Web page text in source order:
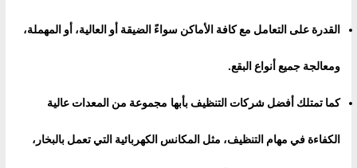
القدرة على التعامل مع كافة الأماكن سواءً الضيقة أو العالية، أو المهملة،
ومعالجة جميع أنواع البقع.
كما تمتلك أفضل شركات التنظيف بأبها مجموعة من المعدات عالية
الكفاءة في مهام التنظيف، مثل المكانس الكهربائية التي تعمل بالبخار،